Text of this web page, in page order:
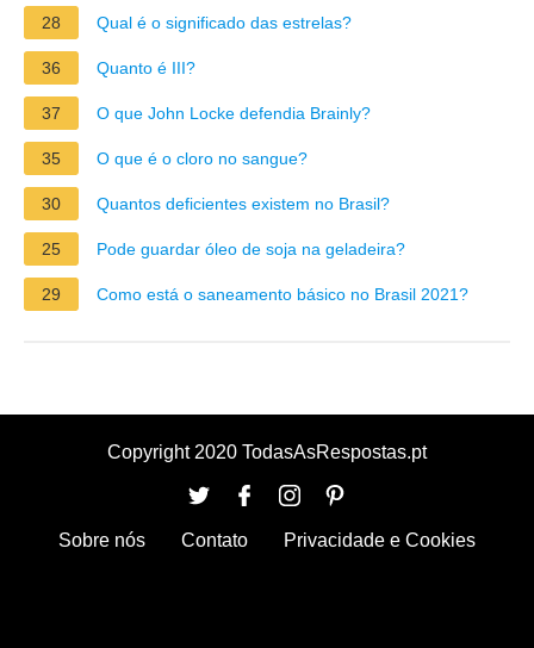
28
Qual é o significado das estrelas?
36 Quanto é III?
37 O que John Locke defendia Brainly?
35 O que é o cloro no sangue?
30 Quantos deficientes existem no Brasil?
25 Pode guardar óleo de soja na geladeira?
29 Como está o saneamento básico no Brasil 2021?
Copyright 2020 TodasAsRespostas.pt
Sobre nós Contato Privacidade e Cookies